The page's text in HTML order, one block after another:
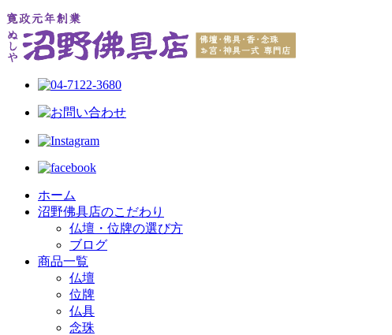
ホーム
沼野佛具店のこだわり
仏壇・位牌の選び方
ブログ
商品一覧
仏壇
位牌
仏具
念珠